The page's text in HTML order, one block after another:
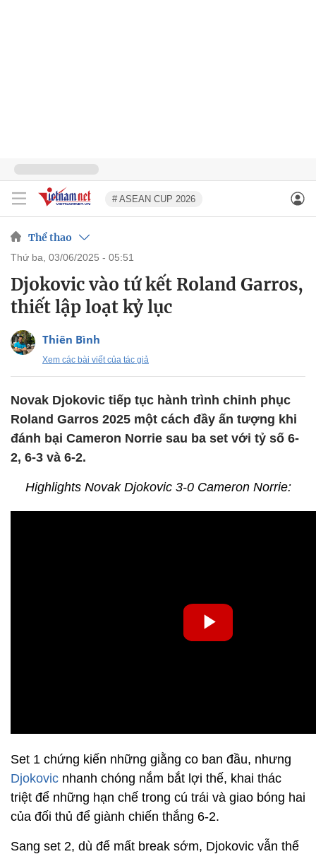
# ASEAN CUP 2026
Thể thao
thứ ba, 03/06/2025 - 05:51
Djokovic vào tứ kết Roland Garros,
thiết lập loạt kỷ lục
Thiên Bình
Xem các bài viết của tác giả
Novak Djokovic tiếp tục hành trình chinh phục
Roland Garros 2025 một cách đầy ấn tượng khi
đánh bại Cameron Norrie sau ba set với tỷ số 6-
2, 6-3 và 6-2.
Highlights Novak Djokovic 3-0 Cameron Norrie:
Set 1 chứng kiến những giằng co ban đầu, nhưng
Djokovic nhanh chóng nắm bắt lợi thế, khai thác
triệt để những hạn chế trong cú trái và giao bóng hai
của đối thủ để giành chiến thắng 6-2.
Sang set 2, dù để mất break sớm, Djokovic vẫn thể